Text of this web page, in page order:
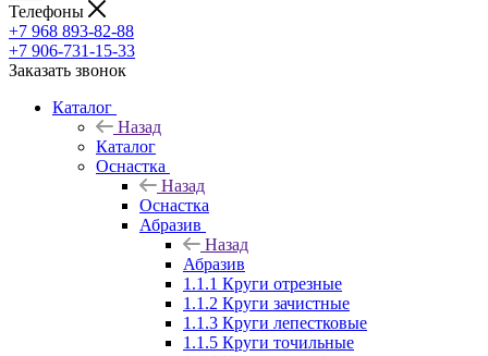
Телефоны
+7 968 893-82-88
+7 906-731-15-33
Заказать звонок
Каталог
Назад
Каталог
Оснастка
Назад
Оснастка
Абразив
Назад
Абразив
1.1.1 Круги отрезные
1.1.2 Круги зачистные
1.1.3 Круги лепестковые
1.1.5 Круги точильные